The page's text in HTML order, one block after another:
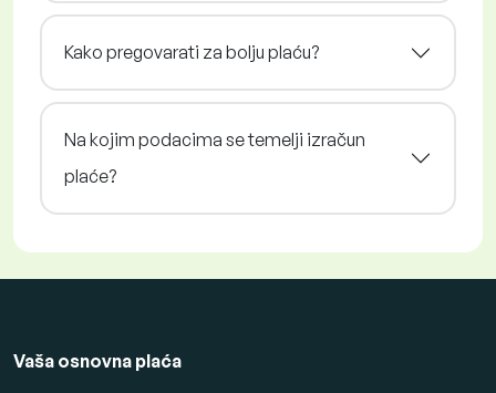
Kako pregovarati za bolju plaću?
Na kojim podacima se temelji izračun
plaće?
Vaša osnovna plaća